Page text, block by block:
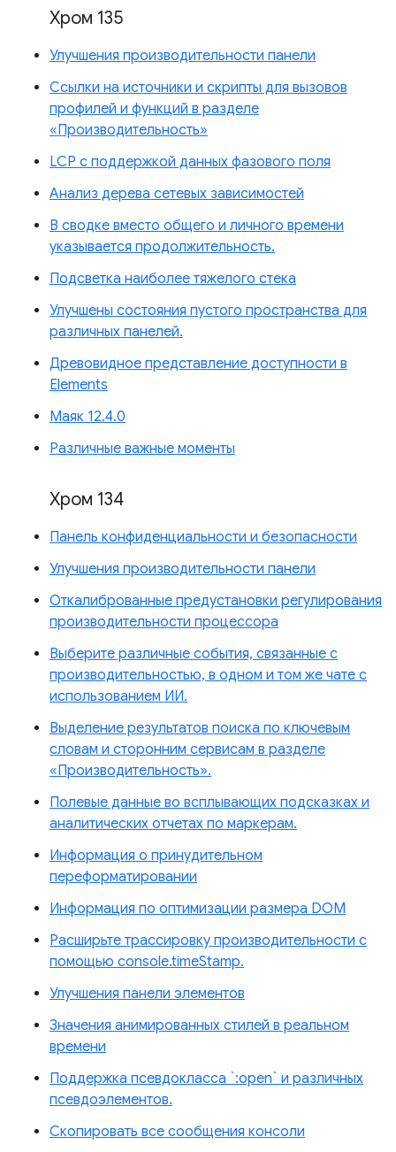
Хром 135
Улучшения производительности панели
Ссылки на источники и скрипты для вызовов
профилей и функций в разделе
«Производительность»
LCP с поддержкой данных фазового поля
Анализ дерева сетевых зависимостей
В сводке вместо общего и личного времени
указывается продолжительность.
Подсветка наиболее тяжелого стека
Улучшены состояния пустого пространства для
различных панелей.
Древовидное представление доступности в
Elements
Маяк 12.4.0
Различные важные моменты
Хром 134
Панель конфиденциальности и безопасности
Улучшения производительности панели
Откалиброванные предустановки регулирования
производительности процессора
Выберите различные события, связанные с
производительностью, в одном и том же чате с
использованием ИИ.
Выделение результатов поиска по ключевым
словам и сторонним сервисам в разделе
«Производительность».
Полевые данные во всплывающих подсказках и
аналитических отчетах по маркерам.
Информация о принудительном
переформатировании
Информация по оптимизации размера DOM
Расширьте трассировку производительности с
помощью console.timeStamp.
Улучшения панели элементов
Значения анимированных стилей в реальном
времени
Поддержка псевдокласса `:open` и различных
псевдоэлементов.
Скопировать все сообщения консоли